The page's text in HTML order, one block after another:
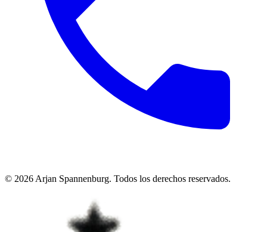
© 2026 Arjan Spannenburg. Todos los derechos reservados.